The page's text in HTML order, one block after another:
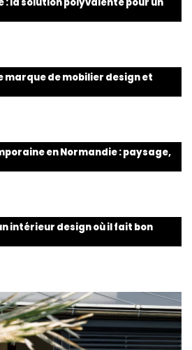
marque de mobilier design et
en Normandie : paysage,
intérieur design où il fait bon